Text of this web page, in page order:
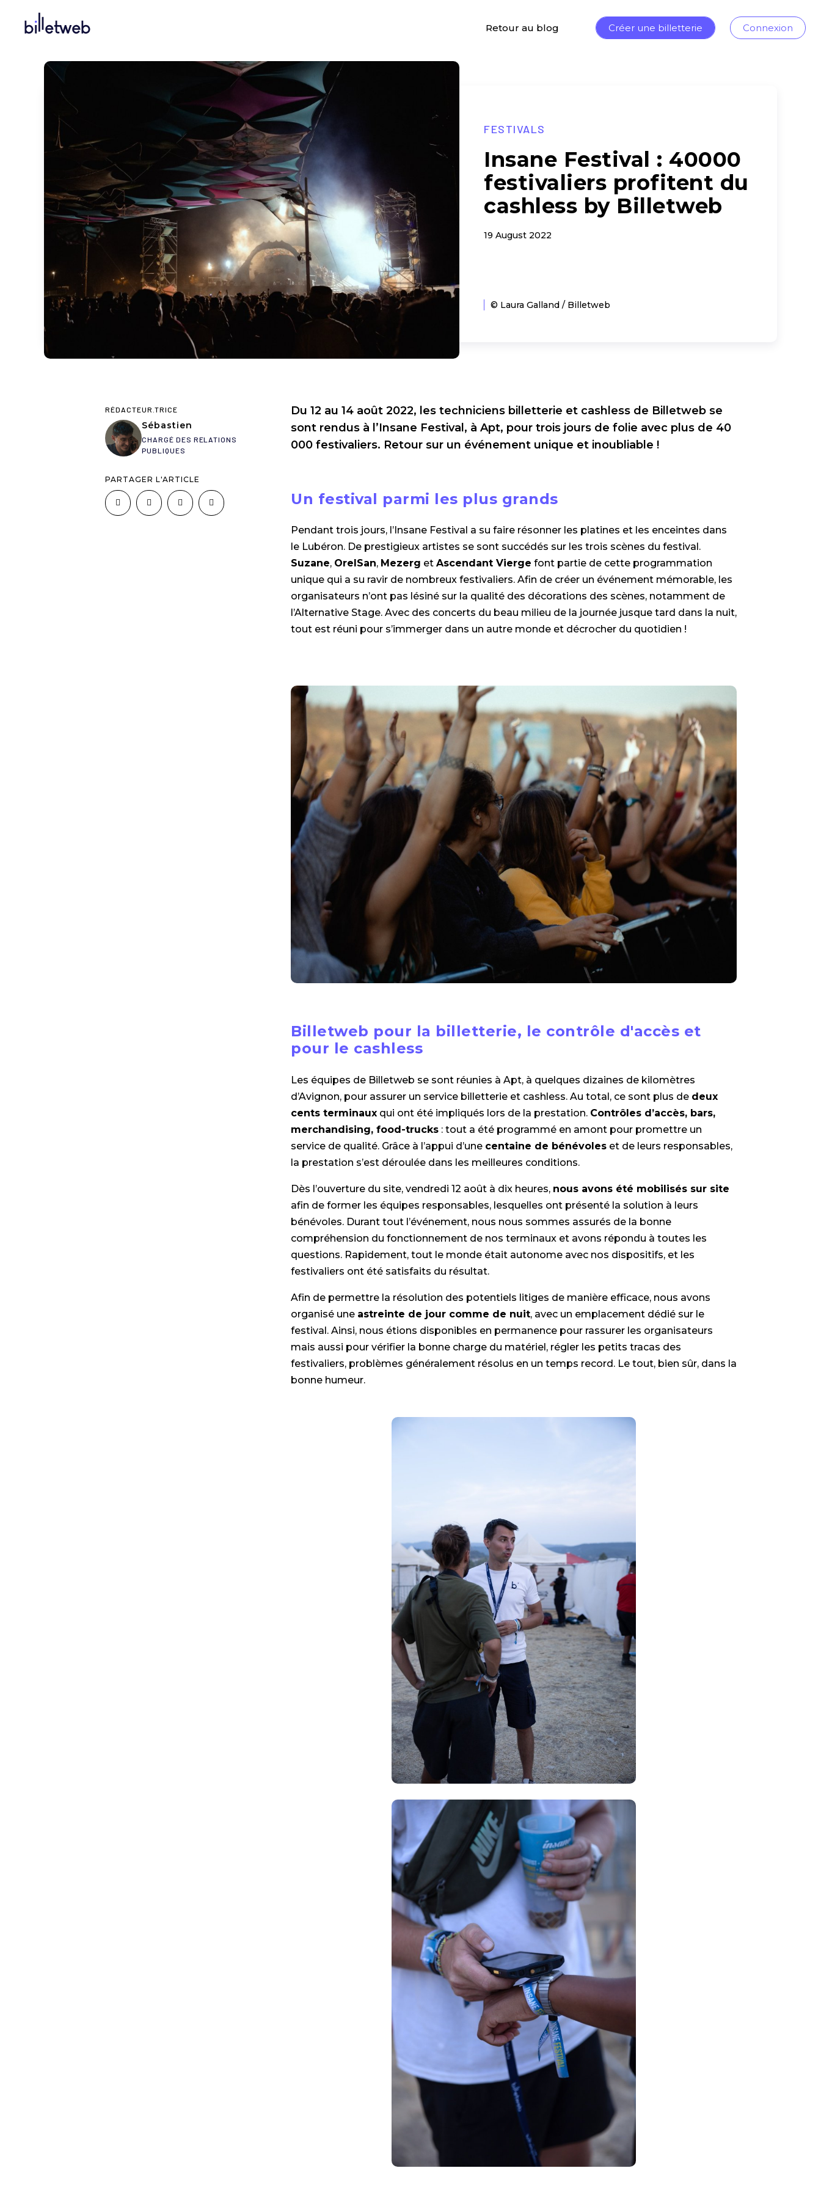
Retour au blog Créer une billetterie Connexion
FESTIVALS
Insane Festival : 40000
festivaliers profitent du
cashless by Billetweb
19 August 2022
© Laura Galland / Billetweb
RÉDACTEUR.TRICE
Sébastien
CHARGÉ DES RELATIONS
PUBLIQUES
PARTAGER L'ARTICLE
Du 12 au 14 août 2022, les techniciens billetterie et cashless de Billetweb se
sont rendus à l’Insane Festival, à Apt, pour trois jours de folie avec plus de 40
000 festivaliers. Retour sur un événement unique et inoubliable !
Un festival parmi les plus grands
Pendant trois jours, l’Insane Festival a su faire résonner les platines et les enceintes dans
le Lubéron. De prestigieux artistes se sont succédés sur les trois scènes du festival.
Suzane, OrelSan, Mezerg et Ascendant Vierge font partie de cette programmation
unique qui a su ravir de nombreux festivaliers. Afin de créer un événement mémorable, les
organisateurs n’ont pas lésiné sur la qualité des décorations des scènes, notamment de
l’Alternative Stage. Avec des concerts du beau milieu de la journée jusque tard dans la nuit,
tout est réuni pour s’immerger dans un autre monde et décrocher du quotidien !
Billetweb pour la billetterie, le contrôle d'accès et
pour le cashless
Les équipes de Billetweb se sont réunies à Apt, à quelques dizaines de kilomètres
d’Avignon, pour assurer un service billetterie et cashless. Au total, ce sont plus de deux
cents terminaux qui ont été impliqués lors de la prestation. Contrôles d’accès, bars,
merchandising, food-trucks : tout a été programmé en amont pour promettre un
service de qualité. Grâce à l’appui d’une centaine de bénévoles et de leurs responsables,
la prestation s’est déroulée dans les meilleures conditions.
Dès l’ouverture du site, vendredi 12 août à dix heures, nous avons été mobilisés sur site
afin de former les équipes responsables, lesquelles ont présenté la solution à leurs
bénévoles. Durant tout l’événement, nous nous sommes assurés de la bonne
compréhension du fonctionnement de nos terminaux et avons répondu à toutes les
questions. Rapidement, tout le monde était autonome avec nos dispositifs, et les
festivaliers ont été satisfaits du résultat.
Afin de permettre la résolution des potentiels litiges de manière efficace, nous avons
organisé une astreinte de jour comme de nuit, avec un emplacement dédié sur le
festival. Ainsi, nous étions disponibles en permanence pour rassurer les organisateurs
mais aussi pour vérifier la bonne charge du matériel, régler les petits tracas des
festivaliers, problèmes généralement résolus en un temps record. Le tout, bien sûr, dans la
bonne humeur.